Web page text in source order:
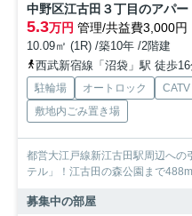
中野区江古田３丁目のアパー
5.3万円 管理/共益費3,000円
10.09㎡ (1R) /築10年 /2階建
西武新宿線「沼袋」駅 徒歩
駐輪場 オートロック CATV
敷地内ごみ置き場
都営大江戸線新江古田駅周辺への
テル」！江古田の森公園まで
募集中の部屋